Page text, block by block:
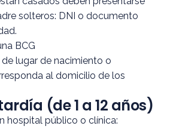
solteros: DNI o documento
BCG
lugar de nacimiento o
al domicilio de los
(de 1 a 12 años)
hospital público o clínica: